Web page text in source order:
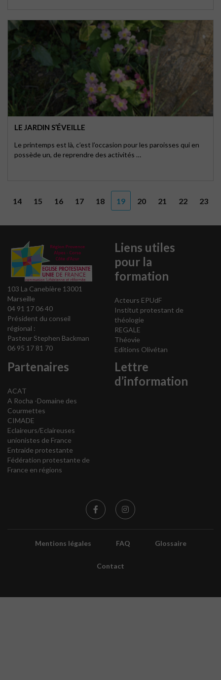
LE JARDIN S’ÉVEILLE
Le printemps est là, c’est l’occasion pour les paroisses qui en
possède un, de reprendre des activités …
14 15 16 17 18 19 20 21 22 23
103 La Canebière 13001
Marseille
04 91 17 06 40
Président du conseil
régional :
Pasteur Stephen Backman
06 95 17 81 70
Liens utiles
pour la
formation
Acteurs EPUdF
Institut protestant de
théologie
REGALE
Théovie
Editions Olivétan
Partenaires
ACAT
A Rocha -Domaine des
Courmettes
CIMADE
Eclaireurs/Eclaireuses
unionistes de France
Entraide protestante
Fédération protestante de
France en régions
Lettre
d’information
Mentions légales FAQ Glossaire
Contact